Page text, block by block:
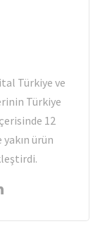
Türkiye ve
Türkiye
12
ürün